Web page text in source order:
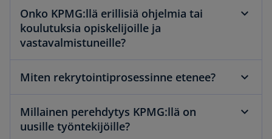
Onko KPMG:llä erillisiä ohjelmia tai
koulutuksia opiskelijoille ja
vastavalmistuneille?
Miten rekrytointiprosessinne etenee?
Millainen perehdytys KPMG:llä on
uusille työntekijöille?